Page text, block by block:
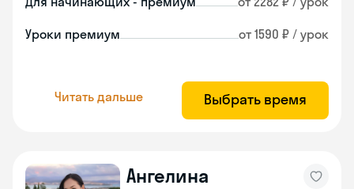
Уроки премиум от 1590 ₽ / урок
Читать дальше Выбрать время
Ангелина